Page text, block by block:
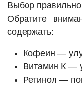
Выбор
Обратите
содержать:
Кофеин —
Витамин К —
Ретинол —